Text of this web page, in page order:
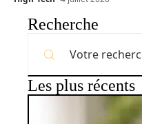
Recherche
Les plus récents